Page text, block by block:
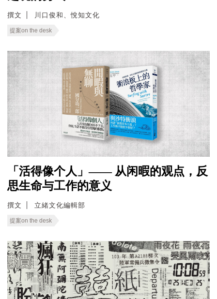
撰文 川口俊和、悅知文化
提案on the desk
「活得像个人」—— 从闲暇的观点，反
思生命与工作的意义
撰文 立緒文化編輯部
提案on the desk